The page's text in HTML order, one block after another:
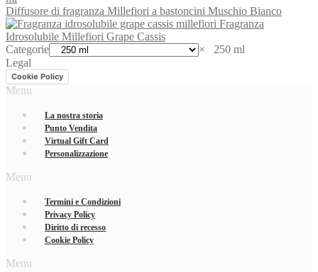
Diffusore di fragranza Millefiori a bastoncini Muschio Bianco
Fragranza
Idrosolubile Millefiori Grape Cassis
Categorie
× 250 ml
Legal
Cookie Policy
Menu
La nostra storia
Punto Vendita
Virtual Gift Card
Personalizzazione
Menu
Termini e Condizioni
Privacy Policy
Diritto di recesso
Cookie Policy
Menu